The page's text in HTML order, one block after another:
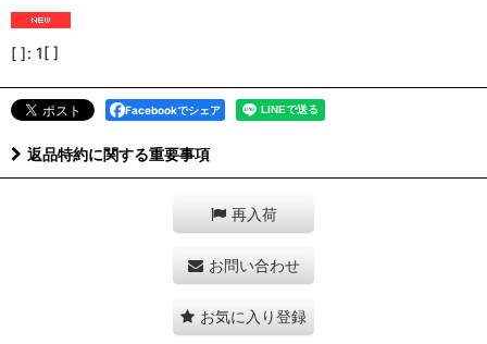
[ ]: 1[ ]
Facebookでシェア
返品特約に関する重要事項
再入荷
お問い合わせ
お気に入り登録